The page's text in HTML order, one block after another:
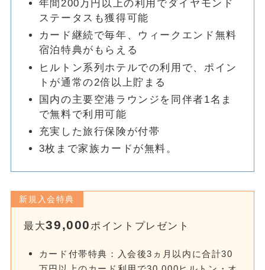
年間200万円以上の利用でダイヤモンド
ステータスも獲得可能
カード継続で毎年、ウィークエンド無料
宿泊特典がもらえる
ヒルトン系列ホテルでの利用で、ポイン
トが通常の2倍以上貯まる
国内の主要空港ラウンジを同伴者1名ま
で無料で利用可能
充実した旅行保険が付帯
3枚まで家族カードが無料。
新規入会特典
最大39,000ポイントプレゼント
カード付帯特典：入会後3ヵ月以内に合計30